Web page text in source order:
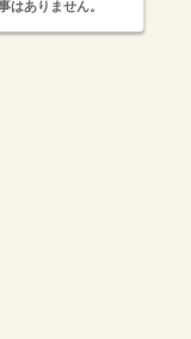
はありません。